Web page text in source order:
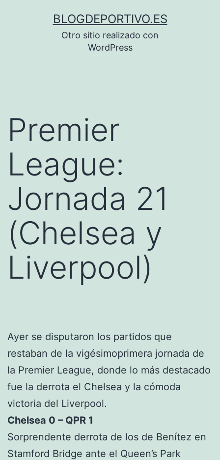
BLOGDEPORTIVO.ES
Otro sitio realizado con
WordPress
Premier
League:
Jornada 21
(Chelsea y
Liverpool)
Ayer se disputaron los partidos que
restaban de la vigésimoprimera jornada de
la Premier League, donde lo más destacado
fue la derrota el Chelsea y la cómoda
victoria del Liverpool.
Chelsea 0 – QPR 1
Sorprendente derrota de los de Benítez en
Stamford Bridge ante el Queen’s Park